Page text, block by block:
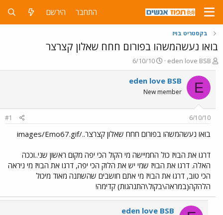
התחבר הירשם
בקסטריט בויז
בואו נעשהמשהו בפורום חחח שאלון קצרצר
פ
ו
ת
ח
ה
ו
ש
א
eden love BSB
פ
ו
ר
ם
ר
6/10/10
E
eden love BSB
New member
6/10/10
#1
בואו נעשהמשהו בפורום חחח שאלון קצרצר../images/Emo67.gif
דרגו את הבויז כול החמיישה מי הקול הכי יפה מקום ראשון שני..וככה
האלה. דרגו את הבויז שמי יש את הלוק הכי יפה, דרגו את הבויז מי ניראה
הכי טוב, דרגו את הבויז מי אתם חושבים שהשתנה מאוד מיכול
הלהקה(במראה\בקול\התנהגות) קדימה!
eden love BSB